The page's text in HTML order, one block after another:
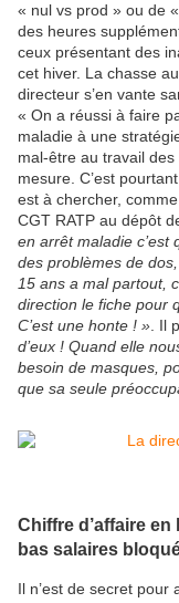
« nul vs prod » ou de
des heures
ceux présentant des
cet hiver. La chasse
directeur s’en vante
« On a réussi à faire
maladie à une
mal-être au travail
mesure. C’est
est à chercher,
CGT RATP au dépôt
en arrêt maladie c’est
des problèmes de
15 ans a mal partout,
direction le fiche pour
C’est une honte ! ». Il
d’eux ! Quand elle
besoin de masques,
que sa seule
Chiffre d’affaire
bas salaires
Il n’est de secret pour